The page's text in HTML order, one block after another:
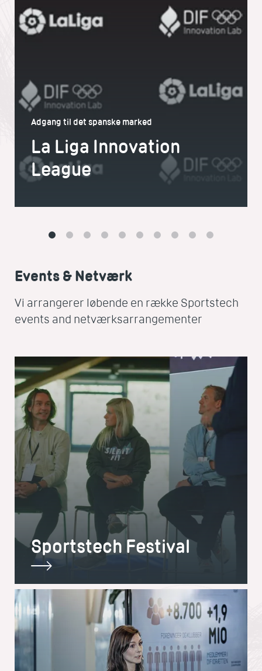
Adgang til det spanske marked
La Liga Innovation
League
Events & Netværk
Vi arrangerer løbende en række Sportstech
events and netværksarrangementer
Sportstech Festival